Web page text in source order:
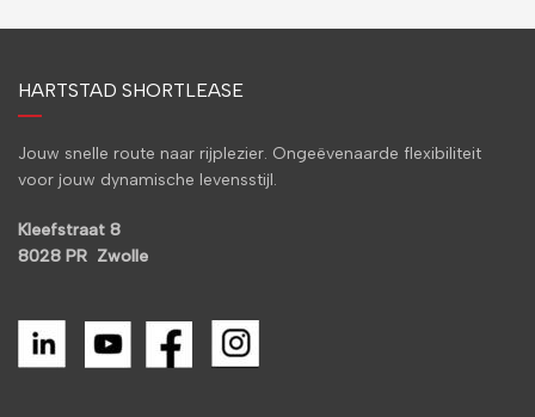
HARTSTAD SHORTLEASE
Jouw snelle route naar rijplezier. Ongeëvenaarde flexibiliteit
voor jouw dynamische levensstijl.
Kleefstraat 8
8028 PR Zwolle